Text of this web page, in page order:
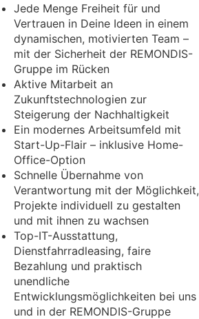
Jede Menge Freiheit für und
Vertrauen in Deine Ideen in einem
dynamischen, motivierten Team –
mit der Sicherheit der REMONDIS-
Gruppe im Rücken
Aktive Mitarbeit an
Zukunftstechnologien zur
Steigerung der Nachhaltigkeit
Ein modernes Arbeitsumfeld mit
Start-Up-Flair – inklusive Home-
Office-Option
Schnelle Übernahme von
Verantwortung mit der Möglichkeit,
Projekte individuell zu gestalten
und mit ihnen zu wachsen
Top-IT-Ausstattung,
Dienstfahrradleasing, faire
Bezahlung und praktisch
unendliche
Entwicklungsmöglichkeiten bei uns
und in der REMONDIS-Gruppe